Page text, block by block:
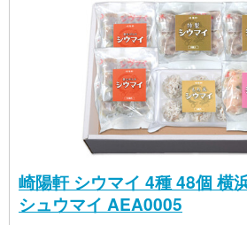
関しては各事業者の指定に基づ
切の内容を保証するものではご
の点がございましたら事業者ま
崎陽軒 シウマイ 4種 48個 横
シュウマイ AEA0005